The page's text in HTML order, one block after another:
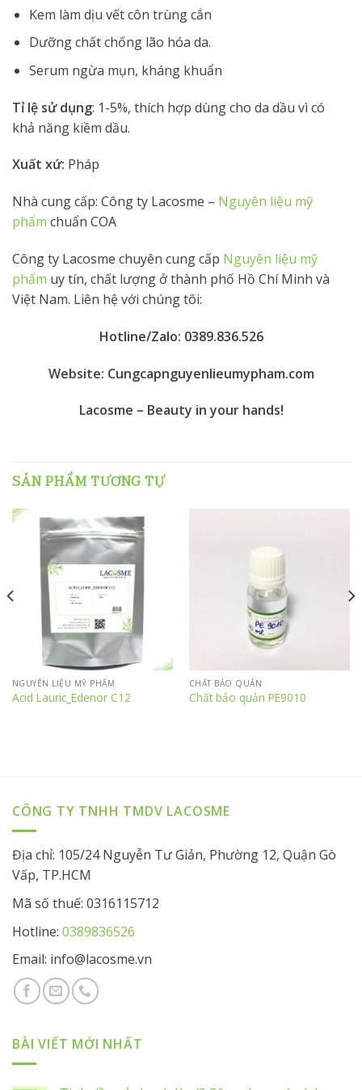
Kem làm dịu vết côn trùng cắn
Dưỡng chất chống lão hóa da.
Serum ngừa mụn, kháng khuẩn
Tỉ lệ sử dụng: 1-5%, thích hợp dùng cho da dầu vì có
khả năng kiềm dầu.
Xuất xứ: Pháp
Nhà cung cấp: Công ty Lacosme – Nguyên liệu mỹ
phẩm chuẩn COA
Công ty Lacosme chuyên cung cấp Nguyên liệu mỹ
phẩm uy tín, chất lượng ở thành phố Hồ Chí Minh và
Việt Nam. Liên hệ với chúng tôi:
Hotline/Zalo: 0389.836.526
Website: Cungcapnguyenlieumypham.com
Lacosme – Beauty in your hands!
SẢN PHẨM TƯƠNG TỰ
NGUYÊN LIỆU MỸ PHẨM
Acid Lauric_Edenor C12
CHẤT BẢO QUẢN
Chất bảo quản PE9010
CÔNG TY TNHH TMDV LACOSME
Địa chỉ: 105/24 Nguyễn Tư Giản, Phường 12, Quận Gò
Vấp, TP.HCM
Mã số thuế: 0316115712
Hotline: 0389836526
Email: info@lacosme.vn
BÀI VIẾT MỚI NHẤT